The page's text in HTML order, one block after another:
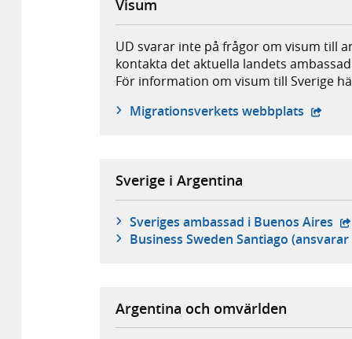
Visum
UD svarar inte på frågor om visum till
kontakta det aktuella landets
För information om visum till Sverige
Migrationsverkets webbplats -
Sverige i Argentina
Sveriges ambassad i Buenos Aires -
Business Sweden Santiago
Argentina och omvärlden